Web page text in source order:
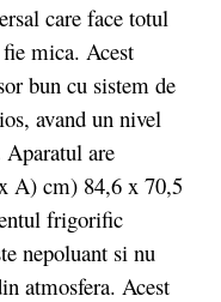
care face totul
mica. Acest
bun cu sistem de
avand un nivel
Aparatul are
A) cm) 84,6 x 70,5
frigorific
nepoluant si nu
atmosfera. Acest